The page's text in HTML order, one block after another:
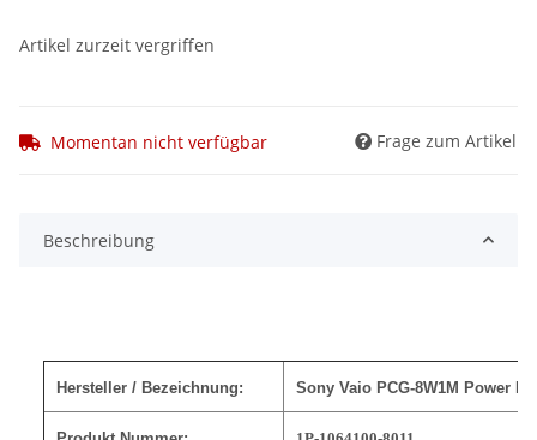
Artikel zurzeit vergriffen
Momentan nicht verfügbar Frage zum Artikel
Beschreibung
Hersteller / Bezeichnung: Sony Vaio PCG-8W1M Power